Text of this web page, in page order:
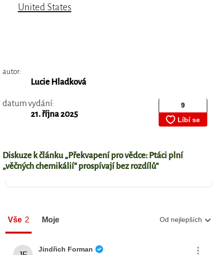
United States
autor:
Lucie Hladková
datum vydání:
21. října 2025
Diskuze k článku „Překvapení pro vědce: Ptáci plní
„věčných chemikálií“ prospívají bez rozdílů“